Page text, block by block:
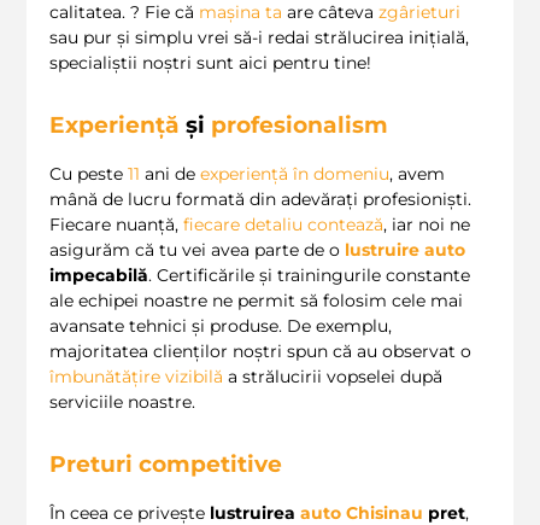
calitatea. ? Fie că mașina ta are câteva zgârieturi
sau pur și simplu vrei să-i redai strălucirea inițială,
specialiștii noștri sunt aici pentru tine!
Experiență și profesionalism
Cu peste 11 ani de experiență în domeniu, avem
mână de lucru formată din adevărați profesioniști.
Fiecare nuanță, fiecare detaliu contează, iar noi ne
asigurăm că tu vei avea parte de o lustruire auto
impecabilă. Certificările și trainingurile constante
ale echipei noastre ne permit să folosim cele mai
avansate tehnici și produse. De exemplu,
majoritatea clienților noștri spun că au observat o
îmbunătățire vizibilă a strălucirii vopselei după
serviciile noastre.
Preturi competitive
În ceea ce privește lustruirea auto Chisinau pret,